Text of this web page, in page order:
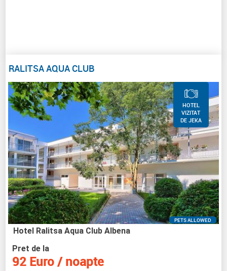
RALITSA AQUA CLUB
HOTEL
VIZITAT
DE JEKA
PETS ALLOWED
Hotel Ralitsa Aqua Club Albena
Pret de la
92 Euro / noapte